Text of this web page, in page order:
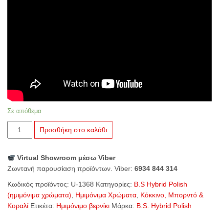
Σε απόθεμα
1368
Vita
ποσότητα
Προσθήκη στο καλάθι
Virtual Showroom μέσω Viber
Ζωντανή παρουσίαση προϊόντων. Viber: 6934 844 314
Κωδικός προϊόντος: U-1368 Κατηγορίες: B.S Hybrid Polish
(ημιμόνιμα χρώματα)
Ημιμόνιμα Χρώματα Κόκκινο, Μπορντό &
Κοραλί Ετικέτα: Ημιμόνιμο βερνίκι Μάρκα: B.S. Hybrid Polish